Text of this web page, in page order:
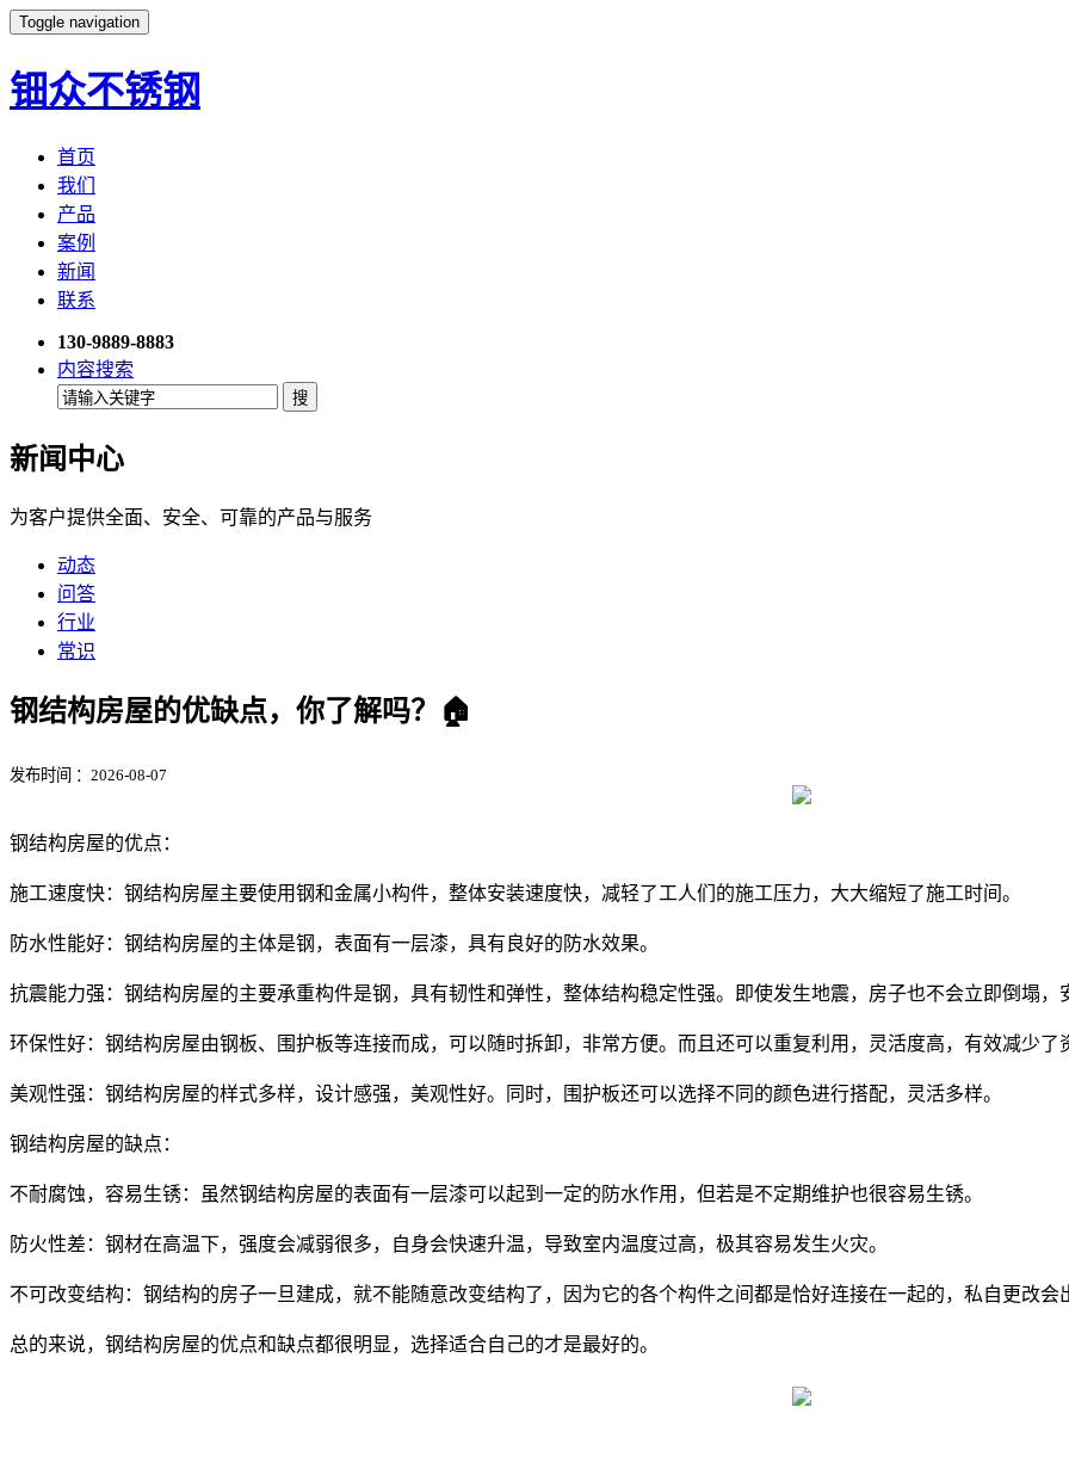
Toggle navigation
钿众不锈钢
首页
我们
产品
案例
新闻
联系
130-9889-8883
内容搜索
新闻中心
为客户提供全面、安全、可靠的产品与服务
动态
问答
行业
常识
钢结构房屋的优缺点，你了解吗？🏠
发布时间 ：2026-08-07
钢结构房屋的优点：
施工速度快：钢结构房屋主要使用钢和金属小构件，整体安装速度快，减轻了工人们的施工压力，大大缩短了施工时间。
防水性能好：钢结构房屋的主体是钢，表面有一层漆，具有良好的防水效果。
抗震能力强：钢结构房屋的主要承重构件是钢，具有韧性和弹性，整体结构稳定性强。即使发生地震，房子也不会立即倒塌，
环保性好：钢结构房屋由钢板、围护板等连接而成，可以随时拆卸，非常方便。而且还可以重复利用，灵活度高，有效减少了
美观性强：钢结构房屋的样式多样，设计感强，美观性好。同时，围护板还可以选择不同的颜色进行搭配，灵活多样。
钢结构房屋的缺点：
不耐腐蚀，容易生锈：虽然钢结构房屋的表面有一层漆可以起到一定的防水作用，但若是不定期维护也很容易生锈。
防火性差：钢材在高温下，强度会减弱很多，自身会快速升温，导致室内温度过高，极其容易发生火灾。
不可改变结构：钢结构的房子一旦建成，就不能随意改变结构了，因为它的各个构件之间都是恰好连接在一起的，私自更改会
总的来说，钢结构房屋的优点和缺点都很明显，选择适合自己的才是最好的。